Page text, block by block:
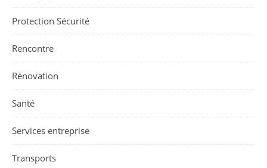
Protection Sécurité
Rencontre
Rénovation
Santé
Services entreprise
Transports